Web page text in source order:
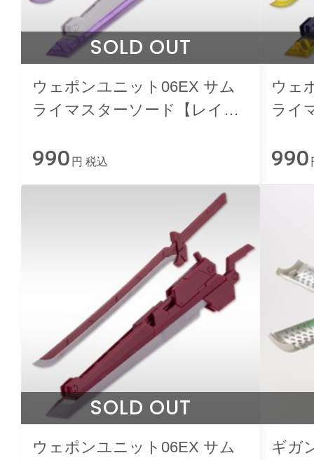
SOLD OUT
ウェポンユニット06EX サム
ライマスターソード【レイフ
990 円 税込
ウェ
ライ
990
SOLD OUT
ウェポンユニット06EX サム
ギガ